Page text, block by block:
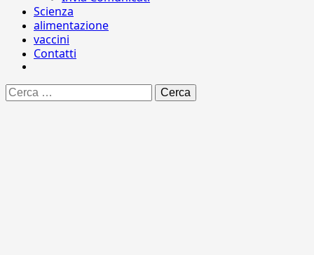
Scienza
alimentazione
vaccini
Contatti
Ricerca
per: